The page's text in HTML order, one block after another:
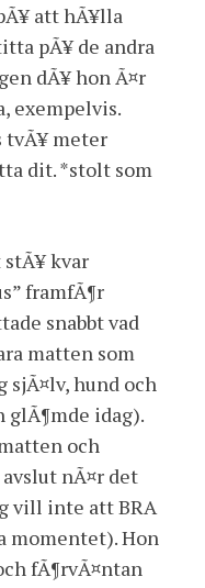
att hÃ¥lla
pÃ¥ de andra
dÃ¥ hon Ã¤r
exempelvis.
tvÃ¥ meter
dit. *stolt som
kvar
framfÃ¶r
snabbt vad
matten som
sjÃ¤lv, hund och
glÃ¶mde idag).
och
nÃ¤r det
vill inte att BRA
momentet). Hon
fÃ¶rvÃ¤ntan